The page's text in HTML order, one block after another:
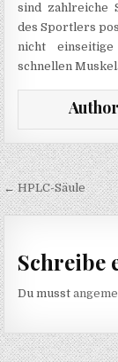
sind zahlreiche
des Sportlers
nicht
schnellen
← HPLC-Säule
Schreibe
Du musst